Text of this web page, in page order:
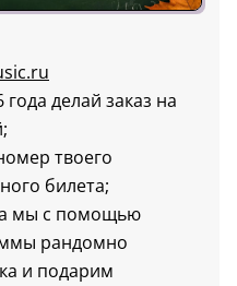
года делай заказ на
твоего
билета;
мы с помощью
рандомно
и подарим